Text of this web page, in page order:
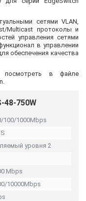
сетями VLAN,
Multicast протоколы и
управления сетями
в управлении
обеспечения качества
посмотреть в файле
48-750W
100/1000Mbps
уровня 2
Mbps
10000Mbps